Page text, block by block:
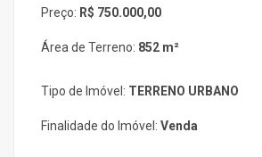
Preço: R$ 750.000,00
Área de Terreno: 852 m²
Tipo de Imóvel: TERRENO URBANO
Finalidade do Imóvel: Venda